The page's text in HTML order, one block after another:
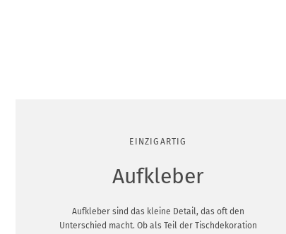
EINZIGARTIG
Aufkleber
Aufkleber sind das kleine Detail, das oft den
Unterschied macht. Ob als Teil der Tischdekoration